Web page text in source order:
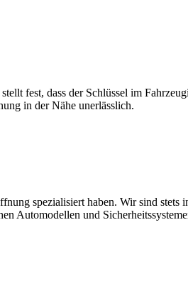
fest, dass der Schlüssel im
in der Nähe unerlässlich.
spezialisiert haben. Wir sind
Automodellen und